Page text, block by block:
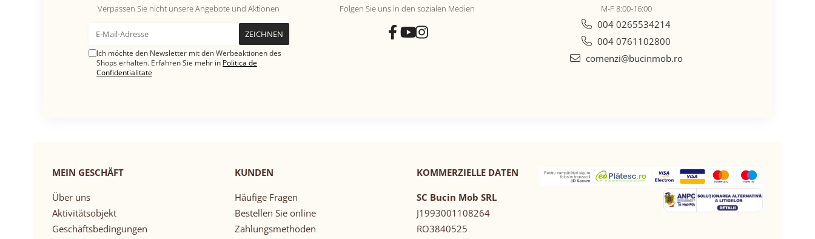
Verpassen Sie nicht unsere Angebote und Aktionen
Ich möchte den Newsletter mit den Werbeaktionen des
Shops erhalten. Erfahren Sie mehr in Politica de
Confidentialitate
Folgen Sie uns in den sozialen Medien M-F 8:00-16:00
004 0265534214
004 0761102800
comenzi@bucinmob.ro
MEIN GESCHÄFT
Über uns
Aktivitätsobjekt
Geschäftsbedingungen
KUNDEN
Häufige Fragen
Bestellen Sie online
Zahlungsmethoden
KOMMERZIELLE DATEN
SC Bucin Mob SRL
J1993001108264
RO3840525